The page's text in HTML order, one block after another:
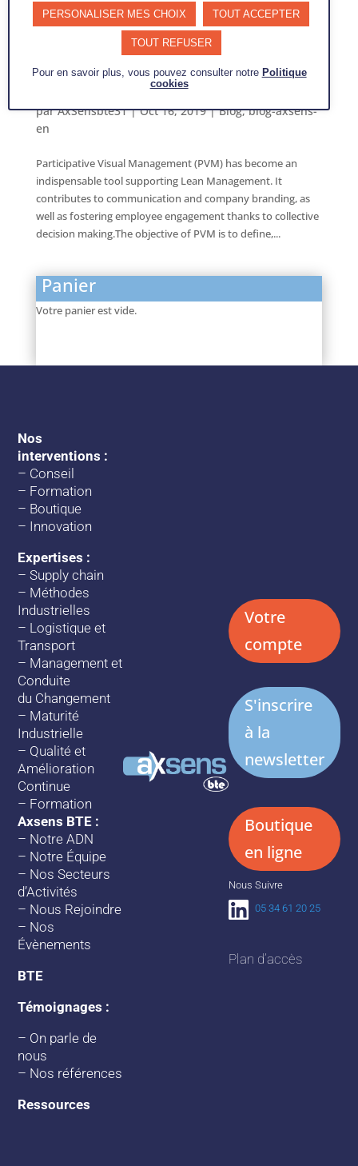
Get your team involved through Participative
parAxSensbte31|Oct 16, 2019|Blog,blog-axsens-
en
Participative Visual Management (PVM) has become an
indispensable tool supporting Lean Management. It
contributes to communication and company branding, as
well as fostering employee engagement thanks to collective
decision making.The objective of PVM is to define,...
Panier
Votre panier est vide.
Nos
interventions :
– Conseil
– Formation
– Boutique
– Innovation
Expertises :
–Supply chain
– Méthodes
Industrielles
– Logistique et
Transport
– Management et
Conduite
du Changement
– Maturité
Industrielle
– Qualité et
Amélioration
Continue
– Formation
Axsens BTE :
– Notre ADN
– Notre Équipe
– Nos Secteurs
d’Activités
– Nous Rejoindre
– Nos
Évènements
BTE
Témoignages :
– On parle de
nous
– Nos références
Ressources
Votre
compte
S'inscrire
à la
newsletter
Boutique
en ligne
Nous Suivre
05 34 61 20 25
Plan d’accès
PERSONALISER MES CHOIX
TOUT ACCEPTER
TOUT REFUSER
Pour en savoir plus, vous pouvez consulter notre Politique
cookies